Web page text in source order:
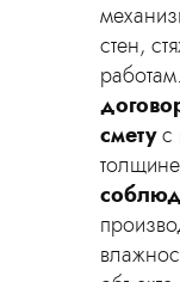
стен,
сметус